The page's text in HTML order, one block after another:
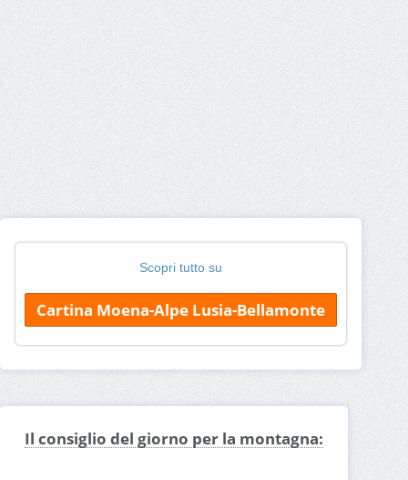
Scopri tutto su
Cartina Moena-Alpe Lusia-Bellamonte
Il consiglio del giorno per la montagna: